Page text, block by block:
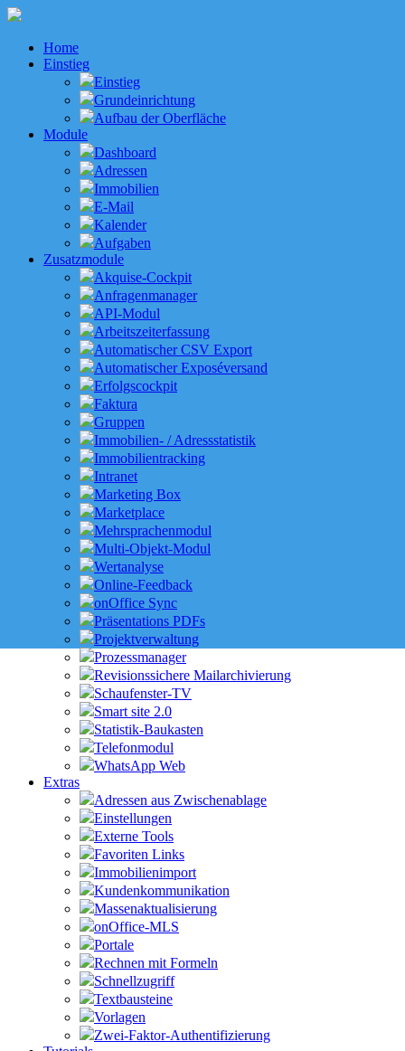
Home
Einstieg
Einstieg
Grundeinrichtung
Aufbau der Oberfläche
Module
Dashboard
Adressen
Immobilien
E-Mail
Kalender
Aufgaben
Zusatzmodule
Akquise-Cockpit
Anfragenmanager
API-Modul
Arbeitszeiterfassung
Automatischer CSV Export
Automatischer Exposéversand
Erfolgscockpit
Faktura
Gruppen
Immobilien- / Adressstatistik
Immobilientracking
Intranet
Marketing Box
Marketplace
Mehrsprachenmodul
Multi-Objekt-Modul
Wertanalyse
Online-Feedback
onOffice Sync
Präsentations PDFs
Projektverwaltung
Prozessmanager
Revisionssichere Mailarchivierung
Schaufenster-TV
Smart site 2.0
Statistik-Baukasten
Telefonmodul
WhatsApp Web
Extras
Adressen aus Zwischenablage
Einstellungen
Externe Tools
Favoriten Links
Immobilienimport
Kundenkommunikation
Massenaktualisierung
onOffice-MLS
Portale
Rechnen mit Formeln
Schnellzugriff
Textbausteine
Vorlagen
Zwei-Faktor-Authentifizierung